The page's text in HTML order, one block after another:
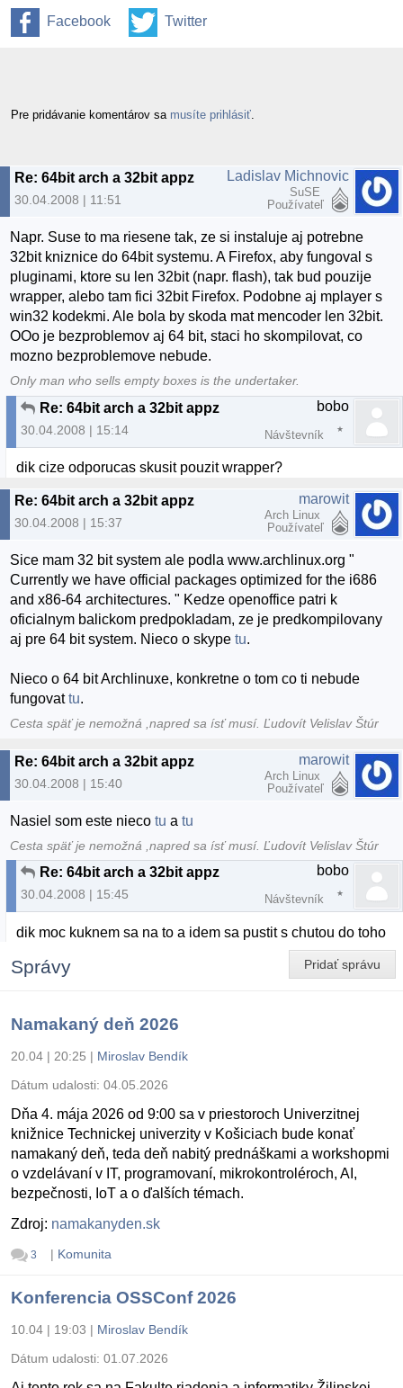
Facebook Twitter
Pre pridávanie komentárov sa musíte prihlásiť
Re: 64bit arch a 32bit appz
30.04.2008 | 11:51
Ladislav Michnovic
SuSE
Používateľ
Napr. Suse to ma riesene tak, ze si instaluje aj potrebne
32bit kniznice do 64bit systemu. A Firefox, aby fungoval s
pluginami, ktore su len 32bit (napr. flash), tak bud pouzije
wrapper, alebo tam fici 32bit Firefox. Podobne aj mplayer s
win32 kodekmi. Ale bola by skoda mat mencoder len 32bit.
OOo je bezproblemov aj 64 bit, staci ho skompilovat, co
mozno bezproblemove nebude.
Only man who sells empty boxes is the undertaker.
Re: 64bit arch a 32bit appz
30.04.2008 | 15:14
bobo
Návštevník
dik cize odporucas skusit pouzit wrapper?
Re: 64bit arch a 32bit appz
30.04.2008 | 15:37
marowit
Arch Linux
Používateľ
Sice mam 32 bit system ale podla www.archlinux.org "
Currently we have official packages optimized for the i686
and x86-64 architectures. " Kedze openoffice patri k
oficialnym balickom predpokladam, ze je predkompilovany
aj pre 64 bit system. Nieco o skypetu.
Nieco o 64 bit Archlinuxe, konkretne o tom co ti nebude
fungovattu.
Cesta späť je nemožná ,napred sa ísť musí. Ľudovít Velislav Štúr
Re: 64bit arch a 32bit appz
30.04.2008 | 15:40
marowit
Arch Linux
Používateľ
Nasiel som este niecotu atu
Cesta späť je nemožná ,napred sa ísť musí. Ľudovít Velislav Štúr
Re: 64bit arch a 32bit appz
30.04.2008 | 15:45
bobo
Návštevník
dik moc kuknem sa na to a idem sa pustit s chutou do toho
Pridať správu
Správy
Namakaný deň 2026
20.04 | 20:25 | Miroslav Bendík
Dátum udalosti: 04.05.2026
Dňa 4. mája 2026 od 9:00 sa v priestoroch Univerzitnej
knižnice Technickej univerzity v Košiciach bude konať
namakaný deň, teda deň nabitý prednáškami a workshopmi
o vzdelávaní v IT, programovaní, mikrokontroléroch, AI,
bezpečnosti, IoT a o ďalších témach.
Zdroj: namakanyden.sk
3 | Komunita
Konferencia OSSConf 2026
10.04 | 19:03 | Miroslav Bendík
Dátum udalosti: 01.07.2026